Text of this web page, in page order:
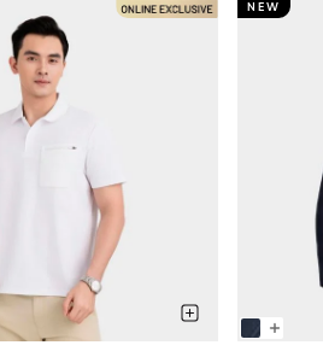
NEW